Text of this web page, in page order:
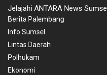
Jelajahi ANTARA News Sumsel
Berita Palembang
Info Sumsel
Lintas Daerah
Polhukam
Ekonomi